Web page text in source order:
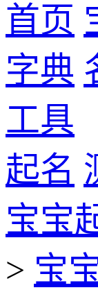
首页
字典
工具
起名
宝宝
> 宝